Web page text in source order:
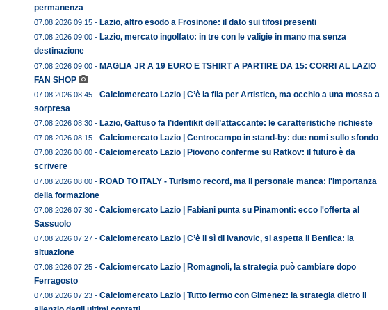
permanenza
07.08.2026 09:15 - Lazio, altro esodo a Frosinone: il dato sui tifosi presenti
07.08.2026 09:00 - Lazio, mercato ingolfato: in tre con le valigie in mano ma senza
destinazione
07.08.2026 09:00 - MAGLIA JR A 19 EURO E TSHIRT A PARTIRE DA 15: CORRI AL LAZIO
FAN SHOP
07.08.2026 08:45 - Calciomercato Lazio | C’è la fila per Artistico, ma occhio a una mossa a
sorpresa
07.08.2026 08:30 - Lazio, Gattuso fa l’identikit dell’attaccante: le caratteristiche richieste
07.08.2026 08:15 - Calciomercato Lazio | Centrocampo in stand-by: due nomi sullo sfondo
07.08.2026 08:00 - Calciomercato Lazio | Piovono conferme su Ratkov: il futuro è da
scrivere
07.08.2026 08:00 - ROAD TO ITALY - Turismo record, ma il personale manca: l'importanza
della formazione
07.08.2026 07:30 - Calciomercato Lazio | Fabiani punta su Pinamonti: ecco l'offerta al
Sassuolo
07.08.2026 07:27 - Calciomercato Lazio | C’è il sì di Ivanovic, si aspetta il Benfica: la
situazione
07.08.2026 07:25 - Calciomercato Lazio | Romagnoli, la strategia può cambiare dopo
Ferragosto
07.08.2026 07:23 - Calciomercato Lazio | Tutto fermo con Gimenez: la strategia dietro il